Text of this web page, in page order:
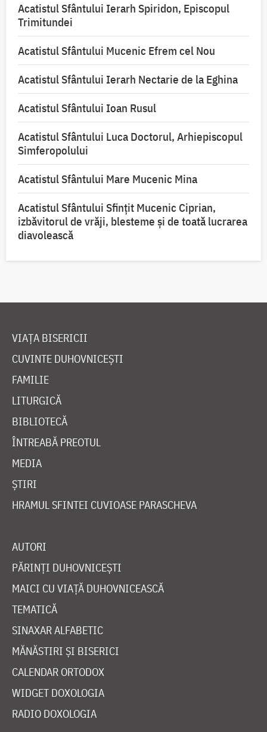
Acatistul Sfântului Ierarh Spiridon, Episcopul
Trimitundei
Acatistul Sfântului Mucenic Efrem cel Nou
Acatistul Sfântului Ierarh Nectarie de la Eghina
Acatistul Sfântului Ioan Rusul
Acatistul Sfântului Luca Doctorul, Arhiepiscopul
Simferopolului
Acatistul Sfântului Mare Mucenic Mina
Acatistul Sfântului Sfințit Mucenic Ciprian,
izbăvitorul de vrăji, blesteme și de toată lucrarea
diavolească
VIAȚA BISERICII
CUVINTE DUHOVNICEȘTI
FAMILIE
LITURGICĂ
BIBLIOTECĂ
ÎNTREABĂ PREOTUL
MEDIA
ȘTIRI
HRAMUL SFINTEI CUVIOASE PARASCHEVA
AUTORI
PĂRINȚI DUHOVNICEȘTI
MAICI CU VIAȚĂ DUHOVNICEASCĂ
TEMATICĂ
SINAXAR ALFABETIC
MĂNĂSTIRI ȘI BISERICI
CALENDAR ORTODOX
WIDGET DOXOLOGIA
RADIO DOXOLOGIA